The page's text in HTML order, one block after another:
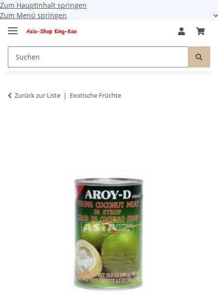
Zum Hauptinhalt springen
Zum Menü springen
Zurück zur Liste Exotische Früchte